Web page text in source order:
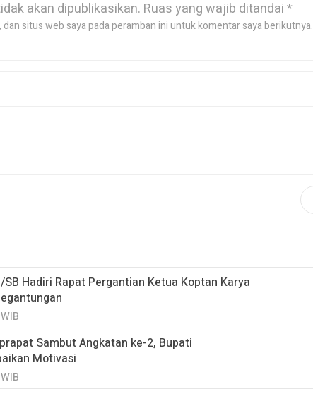
akan dipublikasikan. Ruas yang wajib ditandai*
dan situs web saya pada peramban ini untuk komentar saya berikutnya.
Hadiri Rapat Pergantian Ketua Koptan Karya
Sambut Angkatan ke-2, Bupati
Motivasi